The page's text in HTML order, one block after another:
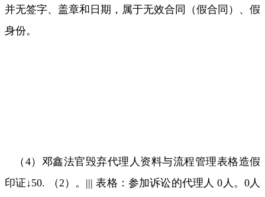
并无签字、盖章和日期，属于无效合同（假合同）、假
身份。
（ 4）邓鑫法官毁弃代理人资料与流程管理表格造假
印证↓50. （ 2 ）。 |||表格：参加诉讼的代理人 0 人。 0人